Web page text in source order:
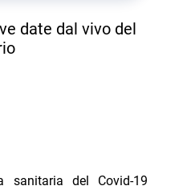
date dal vivo del
sanitaria del Covid-19